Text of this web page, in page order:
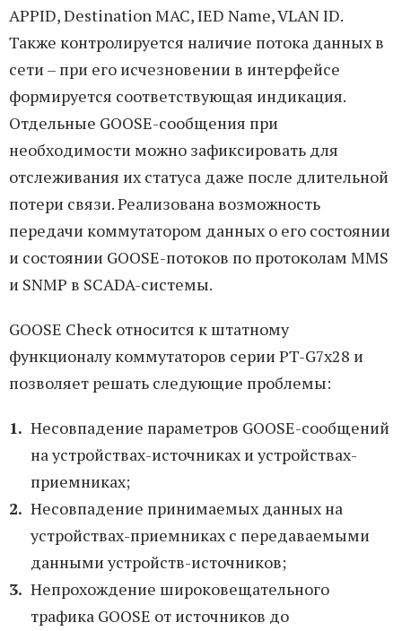
APPID, Destination MAC, IED Name, VLAN ID.
Также контролируется наличие потока данных в
сети – при его исчезновении в интерфейсе
формируется соответствующая индикация.
Отдельные GOOSE-сообщения при
необходимости можно зафиксировать для
отслеживания их статуса даже после длительной
потери связи. Реализована возможность
передачи коммутатором данных о его состоянии
и состоянии GOOSE-потоков по протоколам MMS
и SNMP в SCADA-системы.
GOOSE Check относится к штатному
функционалу коммутаторов серии PT-G7x28 и
позволяет решать следующие проблемы:
Несовпадение параметров GOOSE-сообщений
на устройствах-источниках и устройствах-
приемниках;
Несовпадение принимаемых данных на
устройствах-приемниках с передаваемыми
данными устройств-источников;
Непрохождение широковещательного
трафика GOOSE от источников до